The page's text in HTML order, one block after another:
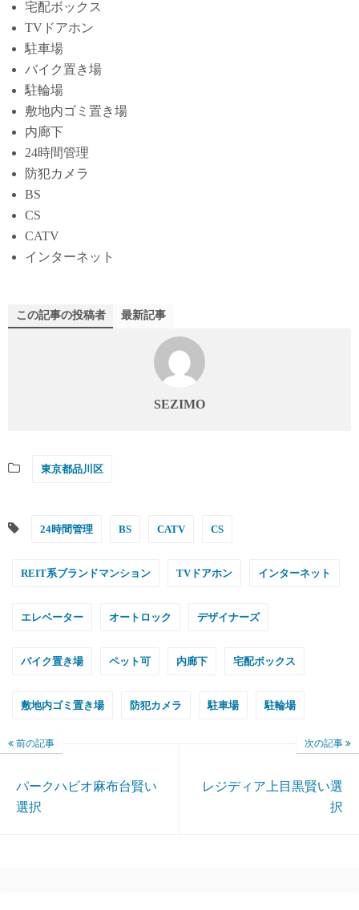
宅配ボックス
TVドアホン
駐車場
バイク置き場
駐輪場
敷地内ゴミ置き場
内廊下
24時間管理
防犯カメラ
BS
CS
CATV
インターネット
この記事の投稿者 最新記事
SEZIMO
東京都品川区
24時間管理 BS CATV CS
REIT系ブランドマンション TVドアホン インターネット
エレベーター オートロック デザイナーズ
バイク置き場 ペット可 内廊下 宅配ボックス
敷地内ゴミ置き場 防犯カメラ 駐車場 駐輪場
前の記事
パークハビオ麻布台賢い
選択
次の記事
レジディア上目黒賢い選
択